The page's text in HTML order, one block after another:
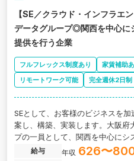
【SE／クラウド・インフラエ
データグループ◎関西を中心に
提供を行う企業
フルフレックス制度あり 家賃補助
リモートワーク可能
完全週休2日制
SEとして、お客様のビジネスを
案し、構築、実装します。大阪
プの一員として、関西を中心にシ
を行う企業の求人です。
給与 年収 626〜